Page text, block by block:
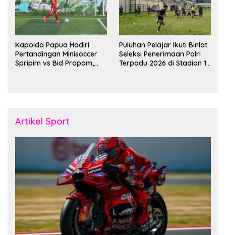
Kapolda Papua Hadiri
Pertandingan Minisoccer
Spripim vs Bid Propam,
Puluhan Pelajar Ikuti Binlat
Seleksi Penerimaan Polri
Terpadu 2026 di Stadion 16
Artikel Sport